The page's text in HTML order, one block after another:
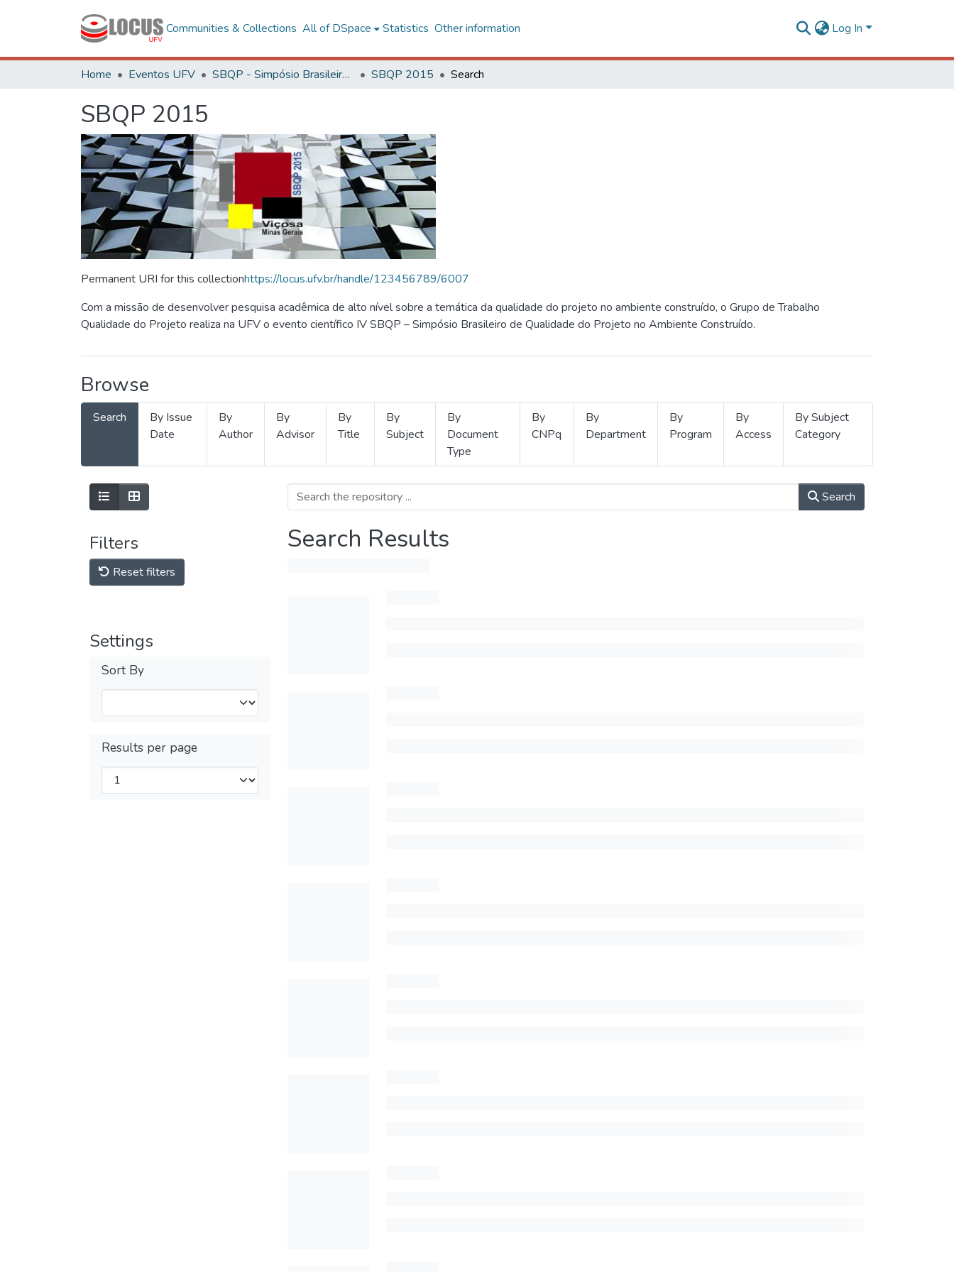
Communities & Collections All of DSpace Statistics Other information Log In
Home Eventos UFV SBQP - Simpósio Brasileiro de Qualidade do Projeto no Ambiente Construído SBQP 2015 Search
SBQP 2015
Permanent URI for this collectionhttps://locus.ufv.br/handle/123456789/6007
Com a missão de desenvolver pesquisa acadêmica de alto nível sobre a temática da qualidade do projeto no ambiente construído, o Grupo de Trabalho
Qualidade do Projeto realiza na UFV o evento científico IV SBQP – Simpósio Brasileiro de Qualidade do Projeto no Ambiente Construído.
Browse
Search
By Issue
Date
By
Author
By
Advisor
By
Title
By
Subject
By
Document
Type
By
CNPq
By
Department
By
Program
By
Access
By Subject
Category
Filters
Reset filters
Settings
Sort By
Results per page
Search
Search Results